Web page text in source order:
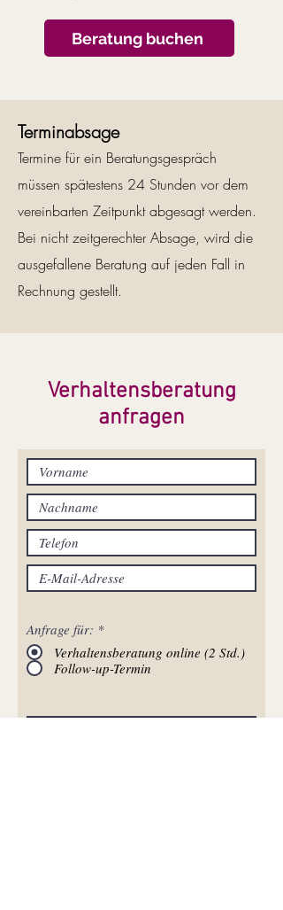
Beratung buchen
Terminabsage
Termine für ein Beratungsgespräch
müssen spätestens 24 Stunden vor dem
vereinbarten Zeitpunkt abgesagt werden.
Bei nicht zeitgerechter Absage, wird die
ausgefallene Beratung auf jeden Fall in
Rechnung gestellt.
Verhaltensberatung
anfragen
Anfrage für: *
Verhaltensberatung online (2 Std.)
Follow-up-Termin